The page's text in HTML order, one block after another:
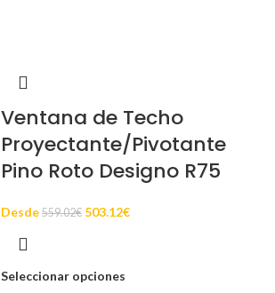
Ventana de Techo
Proyectante/Pivotante
Pino Roto Designo R75
Desde 559.02€ 503.12€
Seleccionar opciones